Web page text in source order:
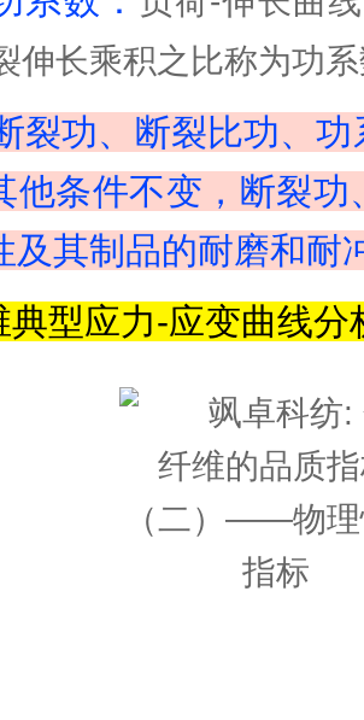
伸长乘积之比称为功
裂功、断裂比功、
他条件不变，断裂
及其制品的耐磨和耐
典型应力-应变曲线分